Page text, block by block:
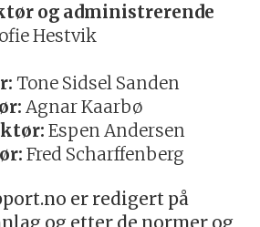
og administrerende
Hestvik
Tone Sidsel Sanden
Agnar Kaarbø
Espen Andersen
Fred Scharffenberg
er redigert på